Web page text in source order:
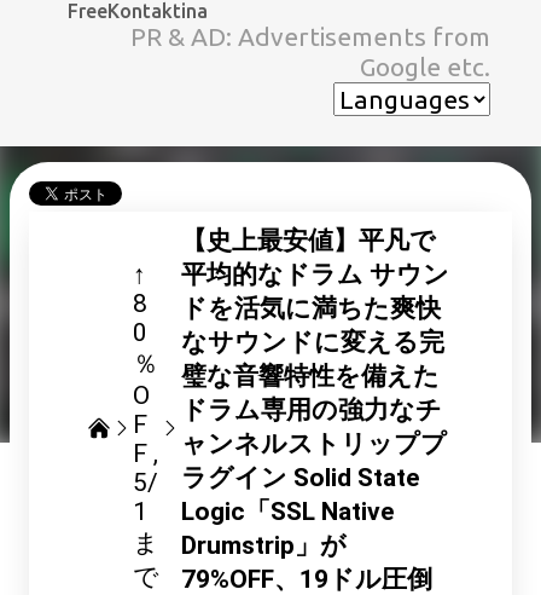
スキップしてメイン コンテンツに移動
FreeKontaktina
PR & AD: Advertisements from
Google etc.
↑
8
0
％
O
F
F
5/
1
ま
で
【史上最安値】平凡で
平均的なドラム サウン
ドを活気に満ちた爽快
なサウンドに変える完
璧な音響特性を備えた
ドラム専用の強力なチ
ャンネルストリッププ
ラグイン Solid State
Logic「SSL Native
Drumstrip」が
79%OFF、19ドル圧倒